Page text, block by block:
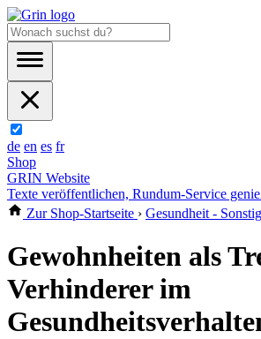
de en es fr
Shop
GRIN Website
Texte veröffentlichen, Rundum-Service
Zur Shop-Startseite › Gesundheit -
Gewohnheiten als
Verhinderer im